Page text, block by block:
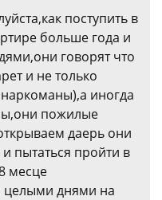
поступить в
больше года и
говорят что
и не только
иногда
пожилые
даерь они
пытаться пройти в
месце
целыми днями на